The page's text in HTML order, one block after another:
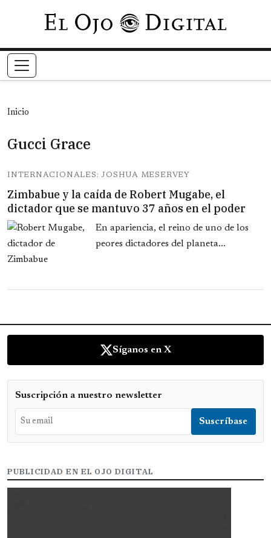
Pasar al contenido principal
Inicio
Gucci Grace
INTERNACIONALES: JOSHUA MESERVEY
Zimbabue y la caída de Robert Mugabe, el
dictador que se mantuvo 37 años en el poder
En apariencia, el reino de uno de los
peores dictadores del planeta...
Síganos en X
Suscripción a nuestro newsletter
PUBLICIDAD EN EL OJO DIGITAL